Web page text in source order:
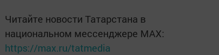
Читайте новости Татарстана в
национальном мессенджере MАХ:
https://max.ru/tatmedia